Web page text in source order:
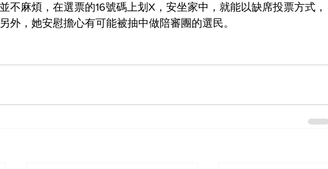
不麻煩，在選票的16號碼上划X，安坐家中，就能以缺席投票方式，
外，她安慰擔心有可能被抽中做陪審團的選民。